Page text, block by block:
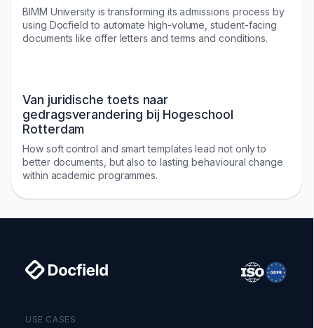
BIMM University is transforming its admissions process by
using Docfield to automate high-volume, student-facing
documents like offer letters and terms and conditions.
Van juridische toets naar
gedragsverandering bij Hogeschool
Rotterdam
How soft control and smart templates lead not only to
better documents, but also to lasting behavioural change
within academic programmes.
USE CASES